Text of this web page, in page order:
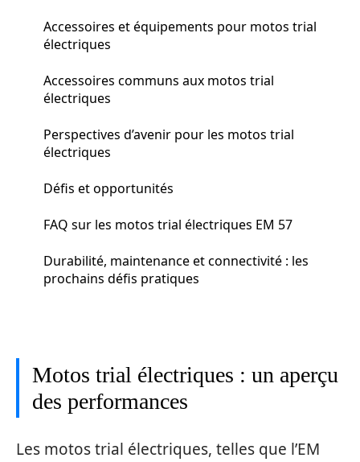
Accessoires et équipements pour motos trial
électriques
Accessoires communs aux motos trial
électriques
Perspectives d’avenir pour les motos trial
électriques
Défis et opportunités
FAQ sur les motos trial électriques EM 57
Durabilité, maintenance et connectivité : les
prochains défis pratiques
Motos trial électriques : un aperçu
des performances
Les motos trial électriques, telles que l’EM